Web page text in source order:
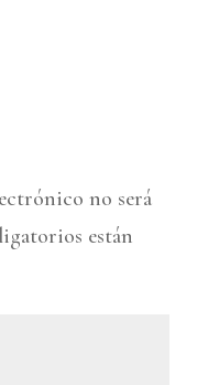
no será
están